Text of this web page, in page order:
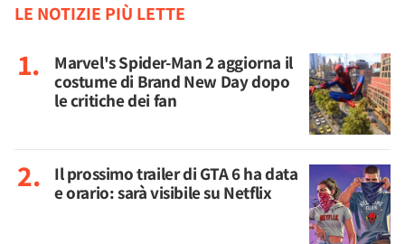
LE NOTIZIE PIÙ LETTE
Marvel's Spider-Man 2 aggiorna il
costume di Brand New Day dopo
le critiche dei fan
Il prossimo trailer di GTA 6 ha data
e orario: sarà visibile su Netflix